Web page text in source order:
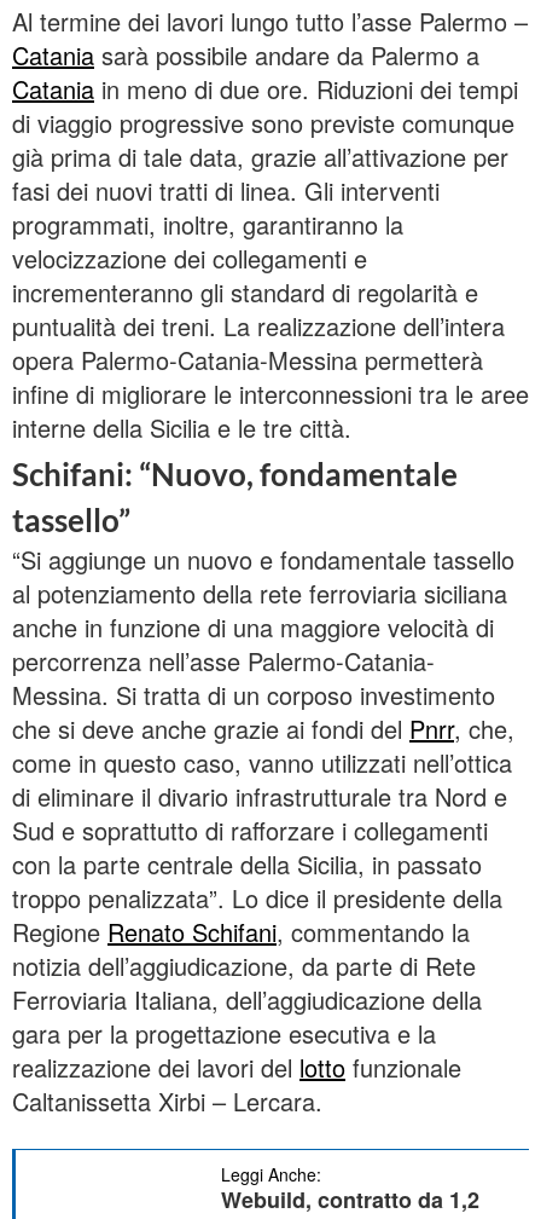
Al termine dei lavori lungo tutto l’asse Palermo –
Catania sarà possibile andare da Palermo a
Catania in meno di due ore. Riduzioni dei tempi
di viaggio progressive sono previste comunque
già prima di tale data, grazie all’attivazione per
fasi dei nuovi tratti di linea. Gli interventi
programmati, inoltre, garantiranno la
velocizzazione dei collegamenti e
incrementeranno gli standard di regolarità e
puntualità dei treni. La realizzazione dell’intera
opera Palermo-Catania-Messina permetterà
infine di migliorare le interconnessioni tra le aree
interne della Sicilia e le tre città.
Schifani: “Nuovo, fondamentale
tassello”
“Si aggiunge un nuovo e fondamentale tassello
al potenziamento della rete ferroviaria siciliana
anche in funzione di una maggiore velocità di
percorrenza nell’asse Palermo-Catania-
Messina. Si tratta di un corposo investimento
che si deve anche grazie ai fondi del Pnrr, che,
come in questo caso, vanno utilizzati nell’ottica
di eliminare il divario infrastrutturale tra Nord e
Sud e soprattutto di rafforzare i collegamenti
con la parte centrale della Sicilia, in passato
troppo penalizzata”. Lo dice il presidente della
Regione Renato Schifani, commentando la
notizia dell’aggiudicazione, da parte di Rete
Ferroviaria Italiana, dell’aggiudicazione della
gara per la progettazione esecutiva e la
realizzazione dei lavori del lotto funzionale
Caltanissetta Xirbi – Lercara.
Leggi Anche:
Webuild, contratto da 1,2